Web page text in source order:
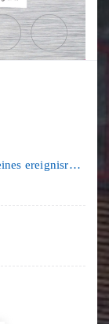
Schulfest am HSG: Gelungener Abschluss eines ereignisreichen Schuljahres